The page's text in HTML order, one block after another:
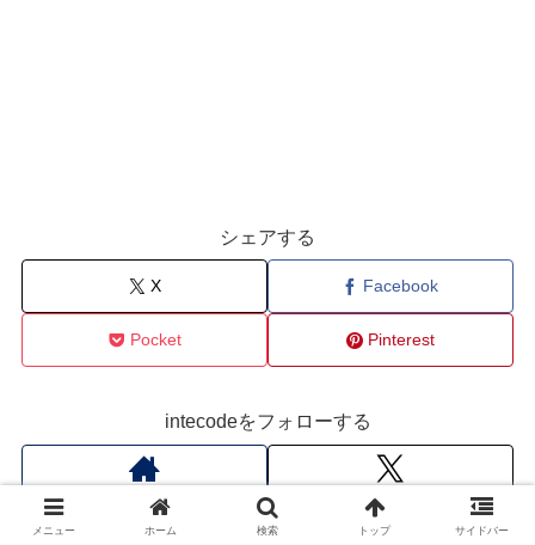
シェアする
X Facebook
Pocket Pinterest
intecodeをフォローする
メニュー ホーム 検索 トップ サイドバー